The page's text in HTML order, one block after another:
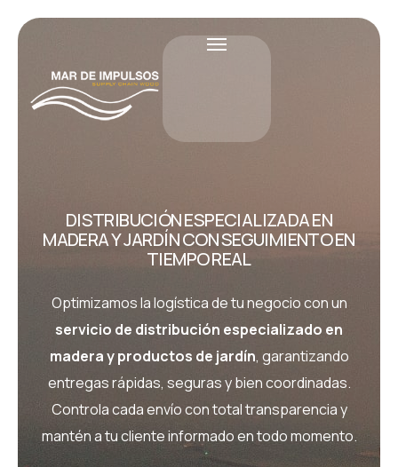
DISTRIBUCIÓN ESPECIALIZADA EN
MADERA Y JARDÍN CON SEGUIMIENTO EN
TIEMPO REAL
Optimizamos la logística de tu negocio con un
servicio de distribución especializado en
madera y productos de jardín, garantizando
entregas rápidas, seguras y bien coordinadas.
Controla cada envío con total transparencia y
mantén a tu cliente informado en todo momento.